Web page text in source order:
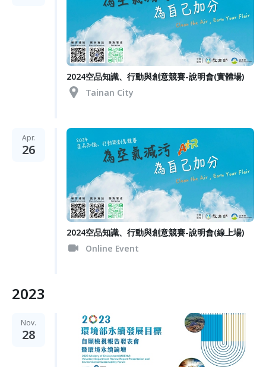
2024空品知識、行動與創意競賽-說明會(實體場)
Tainan City
Apr.
26
2024空品知識、行動與創意競賽-說明會(線上場)
Online Event
2023
Nov.
28